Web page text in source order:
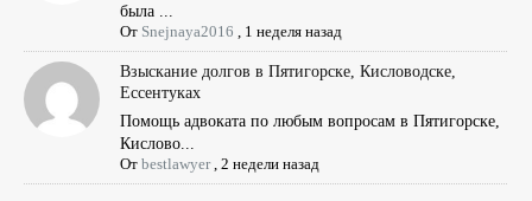
была ...
От Snejnaya2016 1 неделя назад
Взыскание долгов в Пятигорске, Кисловодске,
Ессентуках
Помощь адвоката по любым вопросам в Пятигорске,
Кислово...
Отbestlawyer,2 недели назад